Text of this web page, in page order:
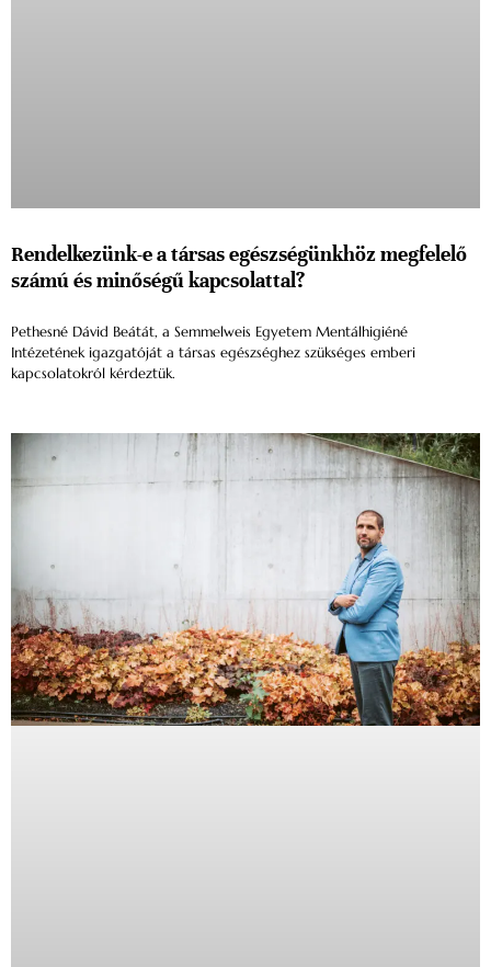
Rendelkezünk-e a társas egészségünkhöz megfelelő
számú és minőségű kapcsolattal?
Pethesné Dávid Beátát, a Semmelweis Egyetem Mentálhigiéné
Intézetének igazgatóját a társas egészséghez szükséges emberi
kapcsolatokról kérdeztük.